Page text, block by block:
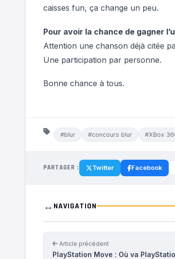
caisses fun, ça change un peu.
Pour avoir la chance de gagner
Attention une chanson déjà citée
Une participation par personne.
Bonne chance à tous.
#blur #concours blur #XBox
PARTAGER : Twitter Facebook
↔️ NAVIGATION
Article précédent
PlayStation Move : Où va